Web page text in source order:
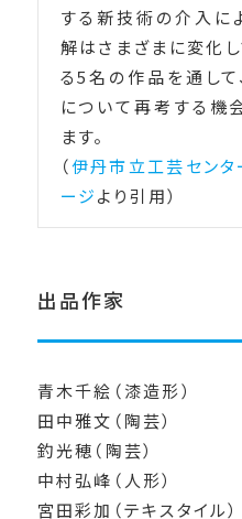
する新技術の介入に
解はさまざまに変化
る5名の作品を通して
について再考する機
ます。
（伊丹市立工芸センタ
ージより引用）
出品作家
青木千絵（漆造形）
田中雅文（陶芸）
釣光穂（陶芸）
中村弘峰（人形）
宮田彩加（テキスタイル）